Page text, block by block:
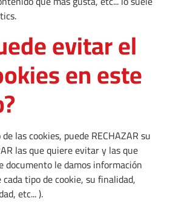
evitar el
en este
las cookies, puede RECHAZAR su
las que quiere evitar y las que
le damos información
tipo de cookie, su finalidad,
etc... ).